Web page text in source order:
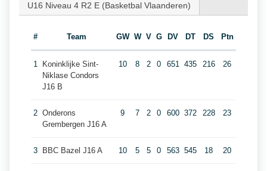
U16 Niveau 4 R2 E (Basketbal Vlaanderen)
# Team GW W V G DV DT DS Ptn
1
Koninklijke Sint-
Niklase Condors
J16 B
10 8 2 0 651 435 216 26
2 Onderons
Grembergen J16 A
9 7 2 0 600 372 228 23
3 BBC Bazel J16 A 10 5 5 0 563 545 18 20